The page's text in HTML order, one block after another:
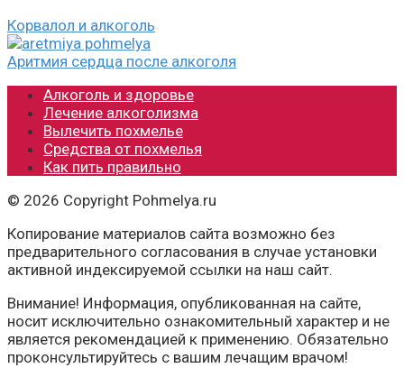
Корвалол и алкоголь
Аритмия сердца после алкоголя
Алкоголь и здоровье
Лечение алкоголизма
Вылечить похмелье
Средства от похмелья
Как пить правильно
© 2026 Copyright Pohmelya.ru
Копирование материалов сайта возможно без
предварительного согласования в случае установки
активной индексируемой ссылки на наш сайт.
Внимание! Информация, опубликованная на сайте,
носит исключительно ознакомительный характер и не
является рекомендацией к применению. Обязательно
проконсультируйтесь с вашим лечащим врачом!